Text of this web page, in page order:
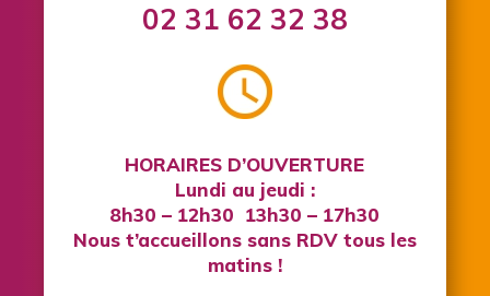
02 31 62 32 38
HORAIRES D’OUVERTURE
Lundi au jeudi :
8h30 – 12h30 13h30 – 17h30
Nous t’accueillons sans RDV tous les
matins !